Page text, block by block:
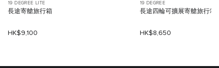
19 DEGREE LITE
長途寄艙旅行箱
HK$9,100
19 DEGREE
長途四輪可擴展寄艙旅行箱
HK$8,650